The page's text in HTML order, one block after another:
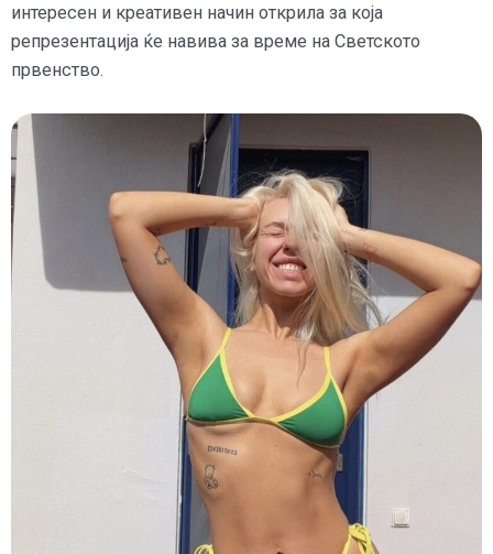
интересен и креативен начин открила за која
репрезентација ќе навива за време на Светското
првенство.